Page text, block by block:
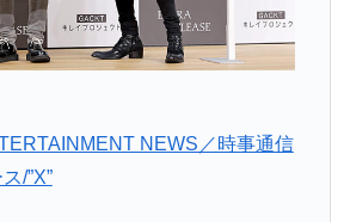
NEWS／時事通信
/”X”